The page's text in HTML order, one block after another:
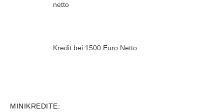
netto
Kredit bei 1500 Euro Netto
MINIKREDITE: